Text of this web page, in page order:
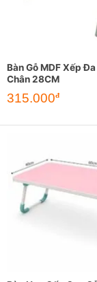
Bàn Gỗ MDF Xếp
Chân 28CM
315.000đ